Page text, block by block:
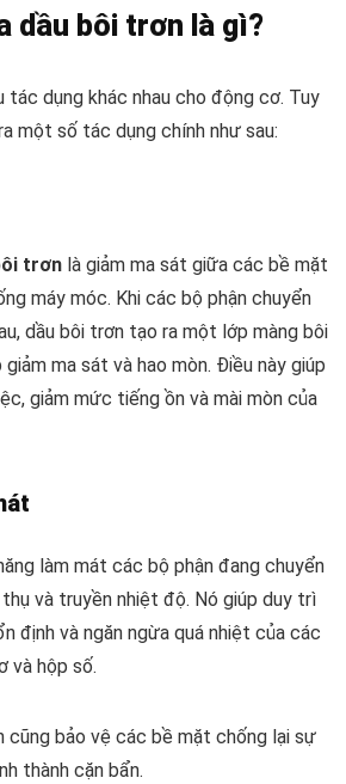
dầu bôi trơn là gì?
tác dụng khác nhau cho động cơ. Tuy
một số tác dụng chính như sau:
trơn là giảm ma sát giữa các bề mặt
máy móc. Khi các bộ phận chuyển
dầu bôi trơn tạo ra một lớp màng bôi
ma sát và hao mòn. Điều này giúp
giảm mức tiếng ồn và mài mòn của
làm mát các bộ phận đang chuyển
và truyền nhiệt độ. Nó giúp duy trì
định và ngăn ngừa quá nhiệt của các
và hộp số.
cũng bảo vệ các bề mặt chống lại sự
thành cặn bẩn.